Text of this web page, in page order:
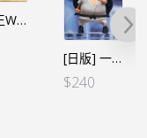
海賊王WCF-HISTORY RELAY 20TH 週年紀念-Vol.1 (6個SET）
[日版] 一番くじ -蛋頭島- G賞 S鯊 甚平
$240